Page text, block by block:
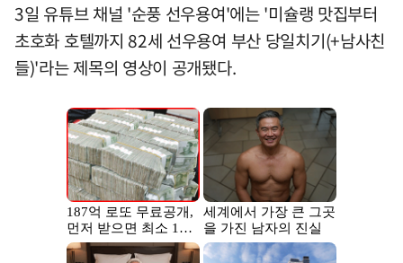
3일 유튜브 채널 '순풍 선우용여'에는 '미슐랭 맛집부터
초호화 호텔까지 82세 선우용여 부산 당일치기(+남사친
들)'라는 제목의 영상이 공개됐다.